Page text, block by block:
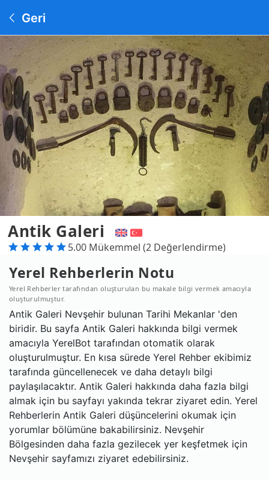
Geri
Antik Galeri
5.00 Mükemmel (2 Değerlendirme)
Yerel Rehberlerin Notu
Yerel Rehberler tarafından oluşturulan bu makale bilgi vermek amacıyla
oluşturulmuştur.
Antik Galeri Nevşehir bulunan Tarihi Mekanlar 'den
biridir. Bu sayfa Antik Galeri hakkında bilgi vermek
amacıyla YerelBot tarafından otomatik olarak
oluşturulmuştur. En kısa sürede Yerel Rehber ekibimiz
tarafında güncellenecek ve daha detaylı bilgi
paylaşılacaktır. Antik Galeri hakkında daha fazla bilgi
almak için bu sayfayı yakında tekrar ziyaret edin. Yerel
Rehberlerin Antik Galeri düşüncelerini okumak için
yorumlar bölümüne bakabilirsiniz. Nevşehir
Bölgesinden daha fazla gezilecek yer keşfetmek için
Nevşehir sayfamızı ziyaret edebilirsiniz.